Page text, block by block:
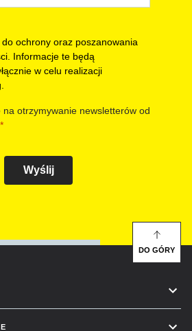
ochrony oraz poszanowania
Informacje te będą
w celu realizacji
otrzymywanie newsletterów od
Wyślij
DO GÓRY